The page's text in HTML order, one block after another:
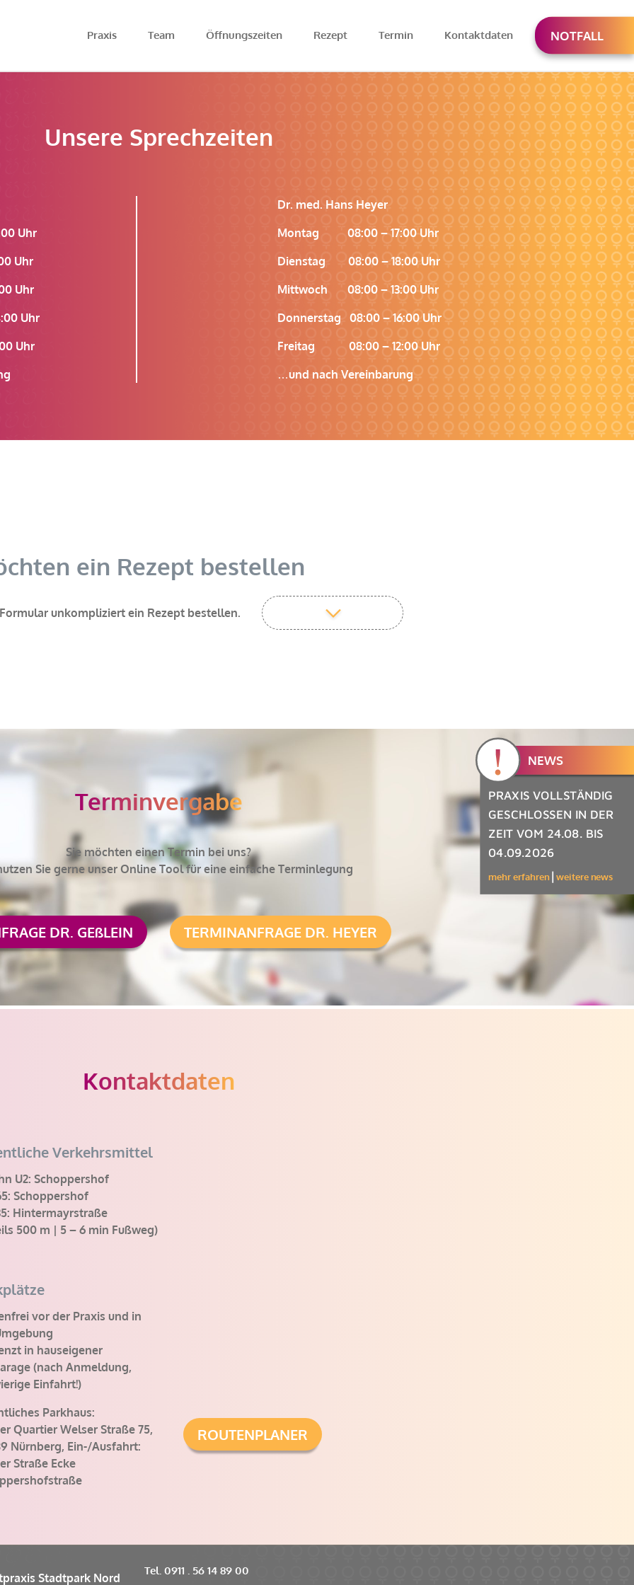
Praxis Team Öffnungszeiten Rezept Termin Kontaktdaten NOTFALL
! NEWS
PRAXIS VOLLSTÄNDIG
GESCHLOSSEN IN DER
ZEIT VOM 24.08. BIS
04.09.2026
mehr erfahren weitere news
Unsere Sprechzeiten
Uhr
Uhr
Uhr
Uhr
Uhr
Dr. med. Hans Heyer
Montag 08:00 – 17:00 Uhr
Dienstag 08:00 – 18:00 Uhr
Mittwoch 08:00 – 13:00 Uhr
Donnerstag 08:00 – 16:00 Uhr
Freitag 08:00 – 12:00 Uhr
…und nach Vereinbarung
ein Rezept bestellen
unkompliziert ein Rezept bestellen.
Bitte lasse dieses Feld leer.
Ich stimme zu, dass meine persönlich
angegebenen Daten zur zweckgebundenen
Beantwortung meiner Anfrage erhoben und
gespeichert werden. Die Informationen zum
Terminvergabe
Sie möchten einen Termin bei uns?
Sie gerne unser Online Tool für eine einfache Terminlegung
DR. GEßLEIN TERMINANFRAGE DR. HEYER
Kontaktdaten
Verkehrsmittel
U2: Schoppershof
Schoppershof
Hintermayrstraße
500 m | 5 – 6 min Fußweg)
vor der Praxis und in
in hauseigener
(nach Anmeldung,
Einfahrt!)
Parkhaus:
Quartier Welser Straße 75,
Nürnberg, Ein-/Ausfahrt:
Straße Ecke
ROUTENPLANER
Stadtpark Nord
Tel. 0911 . 56 14 89 00